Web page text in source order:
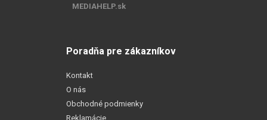
MEDIAHELP.sk
Poradňa pre zákazníkov
Kontakt
O nás
Obchodné podmienky
Reklamácie